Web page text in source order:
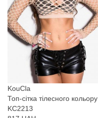
KouCla
Топ-сітка тілесного кольору
KC2213